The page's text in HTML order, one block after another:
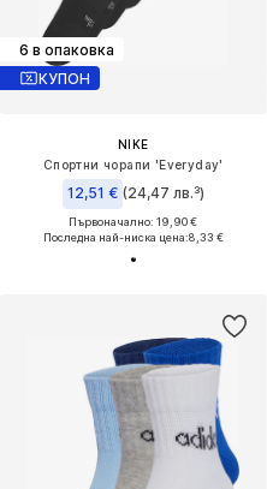
6 в опаковка
КУПОН
NIKE
Спортни чорапи 'Everyday'
12,51 € (24,47 лв.³)
Първоначално: 19,90 €
Последна най-ниска цена:8,33 €